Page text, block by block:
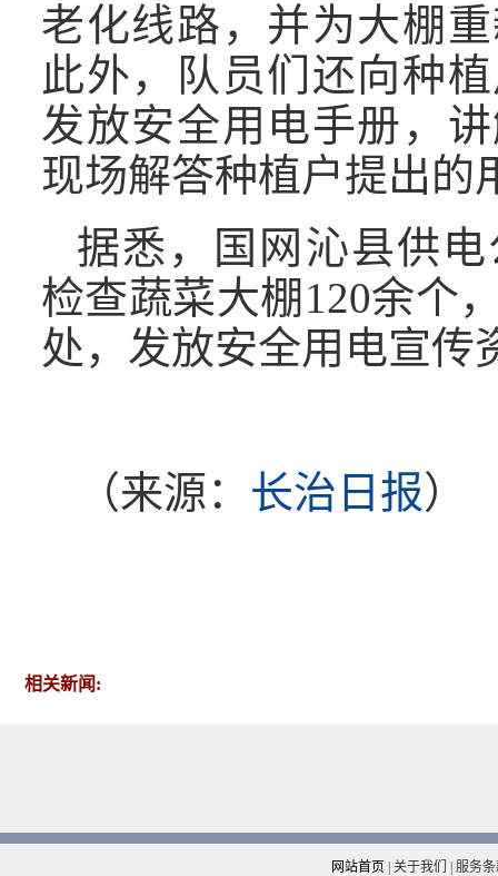
老化线路，并为大棚
此外，队员们还向种
发放安全用电手册，
现场解答种植户提出的
据悉，国网沁县供
检查蔬菜大棚120余个
处，发放安全用电宣传
（来源： 长治日报）
相关新闻:
网站首页 关于我们
服务